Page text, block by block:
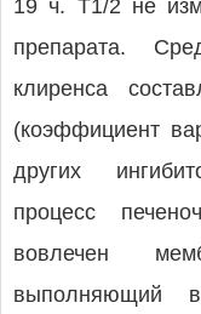
19 ч. T1/2 не
препарата.
клиренса
(коэффициент
других
процесс
вовлечен
выполняющий